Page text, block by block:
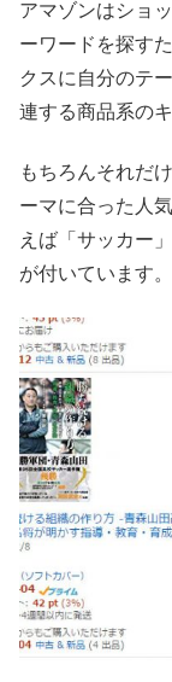
アマゾンはショ
ーワードを探す
クスに自分のテ
連する商品系の
もちろんそれだ
ーマに合った人
えば「サッカー
が付いています。